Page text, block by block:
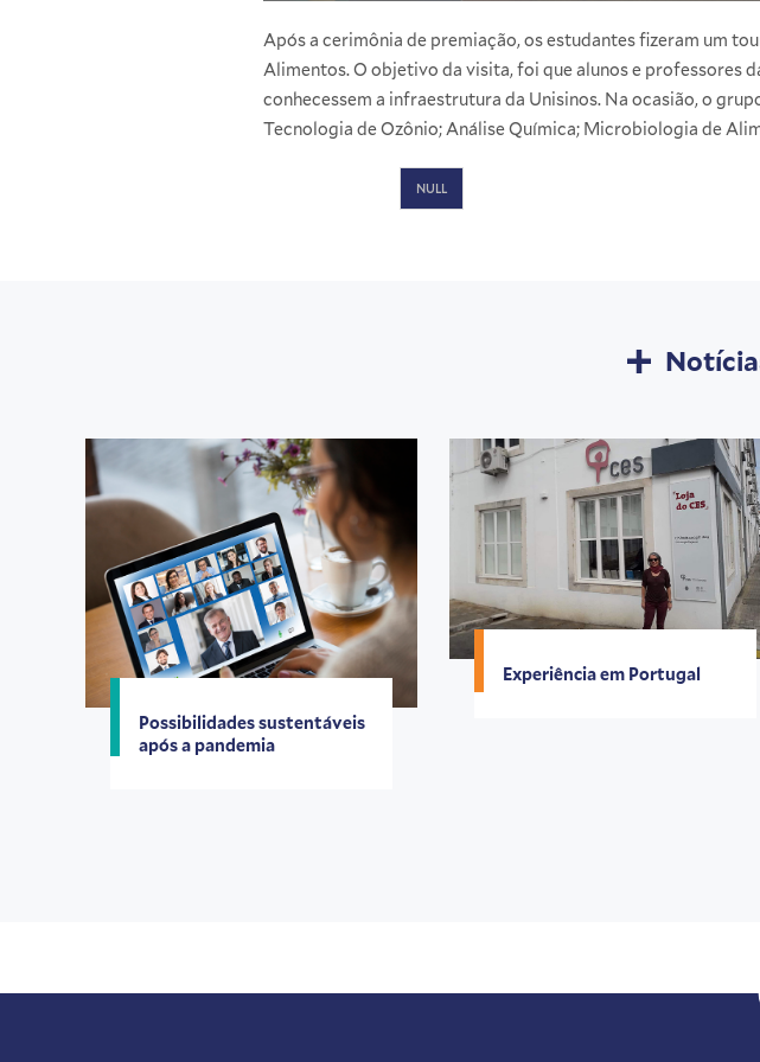
Após a cerimônia de premiação, os estudantes fizeram um
Alimentos. O objetivo da visita, foi que alunos e professores
conhecessem a infraestrutura da Unisinos. Na ocasião, o
Tecnologia de Ozônio; Análise Química; Microbiologia de
NULL
Possibilidades sustentáveis
após a pandemia
Experiência em Portugal